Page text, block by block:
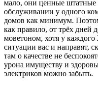
мало, они ценные
обслуживании у одного
домов как минимум.
как правило, от трёх дней
моветоном, хотя у
ситуации вас и направят,
там о качестве не
урона имуществу и
электриков можно забыть.